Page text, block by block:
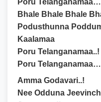
Poru
Bhale Bhale Bhale
Podusthunna
Kaalamaa
Poru Telanganamaa..!
Poru
Amma Godavari..!
Nee Odduna